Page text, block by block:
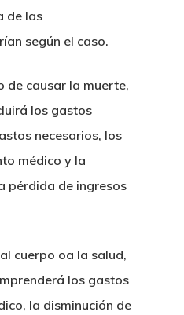
de las
según el caso.
de causar la muerte,
los gastos
necesarios, los
médico y la
pérdida de ingresos
cuerpo oa la salud,
los gastos
la disminución de